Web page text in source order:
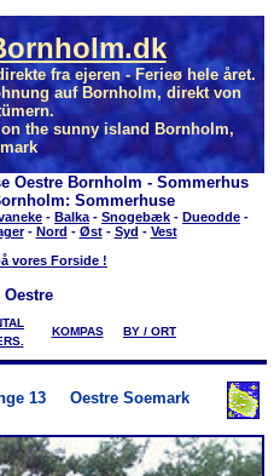
fra ejeren - Ferieø hele året.
auf Bornholm, direkt von
the sunny island Bornholm,
Oestre Bornholm - Sommerhus
Sommerhuse
- Balka - Snogebæk - Dueodde -
- Nord - Øst- Syd - Vest
vores Forside !
KOMPAS BY / ORT
13 Oestre Soemark